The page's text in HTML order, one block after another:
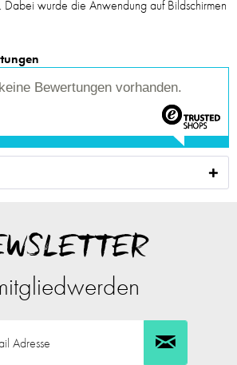
wurde die Anwendung auf Bildschirmen
Bewertungen vorhanden.